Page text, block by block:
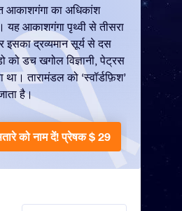
आकाशगंगा का अधिकांश
यह आकाशगंगा पृथ्वी से तीसरा
द्रव्यमान सूर्य से दस
को डच खगोल विज्ञानी, पेट्रस
था। तारामंडल को ‘स्वॉर्डफ़िश’
है।
को नाम दें!प्रेषक $ 29